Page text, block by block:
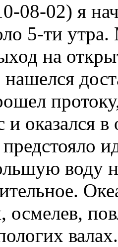
08-02) я
5-ти
на
оказался в
воду
осмелев,
валах.